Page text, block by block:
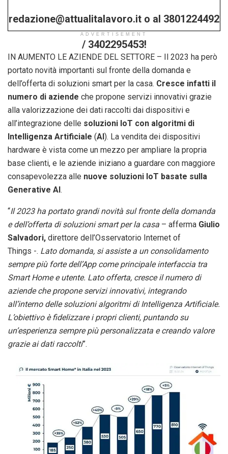
redazione@attualitalavoro.it o al 3801224492
/ 3402295453!
ADVERTISEMENT
IN AUMENTO LE AZIENDE DEL SETTORE – Il 2023 ha però
portato novità importanti sul fronte della domanda e
dell’offerta di soluzioni smart per la casa. Cresce infatti il
numero di aziende che propone servizi innovativi grazie
alla valorizzazione dei dati raccolti dai dispositivi e
all’integrazione delle soluzioni IoT con algoritmi di
Intelligenza Artificiale (AI). La vendita dei dispositivi
hardware è vista come un mezzo per ampliare la propria
base clienti, e le aziende iniziano a guardare con maggiore
consapevolezza alle nuove soluzioni IoT basate sulla
Generative AI.
“Il 2023 ha portato grandi novità sul fronte della domanda
e dell’offerta di soluzioni smart per la casa – afferma Giulio
Salvadori, direttore dell’Osservatorio Internet of
Things -. Lato domanda, si assiste a un consolidamento
sempre più forte dell’App come principale interfaccia tra
Smart Home e utente. Lato offerta, cresce il numero di
aziende che propone servizi innovativi, integrando
all’interno delle soluzioni algoritmi di Intelligenza Artificiale.
L’obiettivo è fidelizzare i propri clienti, puntando su
un’esperienza sempre più personalizzata e creando valore
grazie ai dati raccolti”.